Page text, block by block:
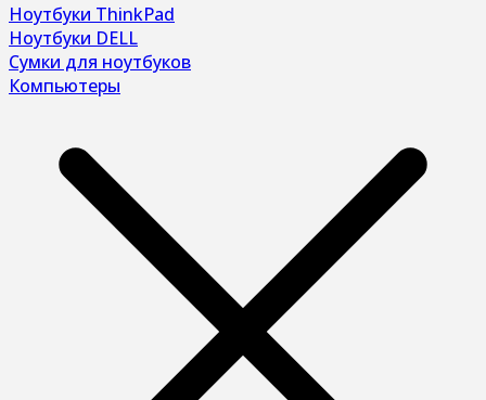
Ноутбуки ThinkPad
Ноутбуки DELL
Сумки для ноутбуков
Компьютеры